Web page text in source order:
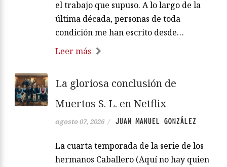
el trabajo que supuso. A lo largo de la
última década, personas de toda
condición me han escrito desde…
Leer más
La gloriosa conclusión de
Muertos S. L. en Netflix
agosto 07, 2026 / JUAN MANUEL GONZÁLEZ
La cuarta temporada de la serie de los
hermanos Caballero (Aquí no hay quien